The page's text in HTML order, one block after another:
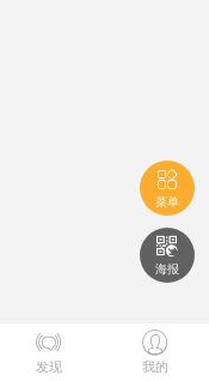

菜单

海报

发现

我的